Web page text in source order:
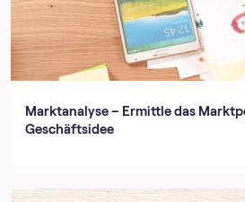
Marktanalyse – Ermittle das
Geschäftsidee